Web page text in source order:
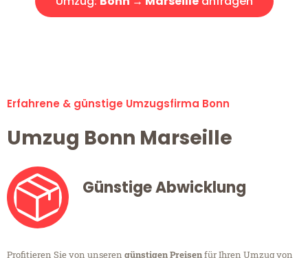
Erfahrene & günstige Umzugsfirma Bonn
Umzug Bonn Marseille
Günstige Abwicklung
Profitieren Sie von unseren günstigen Preisenfür Ihren Umzug von